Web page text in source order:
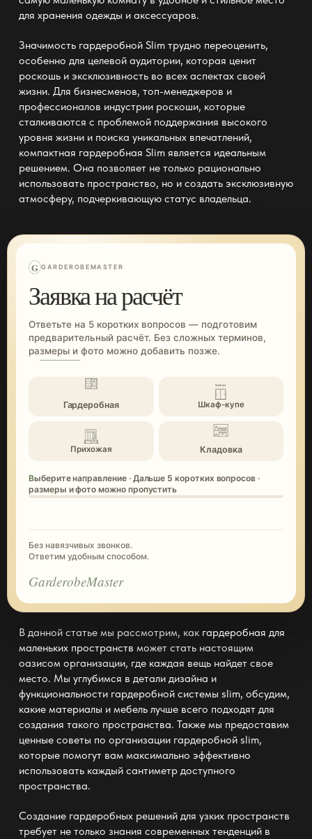
для хранения одежды и аксессуаров.
Значимость гардеробной Slimтрудно переоценить,
особенно для целевой аудитории, которая ценит
роскошь и эксклюзивность во всех аспектах своей
жизни. Для бизнесменов, топ-менеджеров и
профессионалов индустрии роскоши, которые
сталкиваются с проблемой поддержания высокого
уровня жизни и поиска уникальных впечатлений,
компактная гардеробная Slimявляется идеальным
решением. Она позволяет не только рационально
использовать пространство, но и создать эксклюзивную
атмосферу, подчеркивающую статус владельца.
G GARDEROBEMASTER
Заявка на расчёт
Ответьте на 5 коротких вопросов — подготовим
предварительный расчёт. Без сложных терминов,
размеры и фото можно добавить позже.
Гардеробная Шкаф-купе
Прихожая Кладовка
Выберите направление · Дальше 5 коротких вопросов ·
размеры и фото можно пропустить
Без навязчивых звонков.
Ответим удобным способом.
GarderobeMaster
В данной статье мы рассмотрим, как гардеробная для
маленьких пространств может стать настоящим
оазисом организации, где каждая вещь найдет свое
место. Мы углубимся в детали дизайна и
функциональности гардеробной системы slim, обсудим,
какие материалы и мебель лучше всего подходят для
создания такого пространства. Также мы предоставим
ценные советы по организации гардеробной slim,
которые помогут вам максимально эффективно
использовать каждый сантиметр доступного
пространства.
Создание гардеробных решений для узких пространств
требует не только знания современных тенденций в